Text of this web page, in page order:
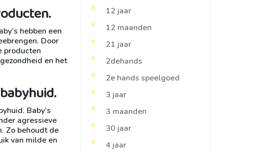
hebben een
Door
producten
en het
Baby’s
agressieve
Zo behoudt de
van milde en
12 jaar
12 maanden
21 jaar
2dehands
2e hands speelgoed
3 jaar
3 maanden
30 jaar
4 jaar